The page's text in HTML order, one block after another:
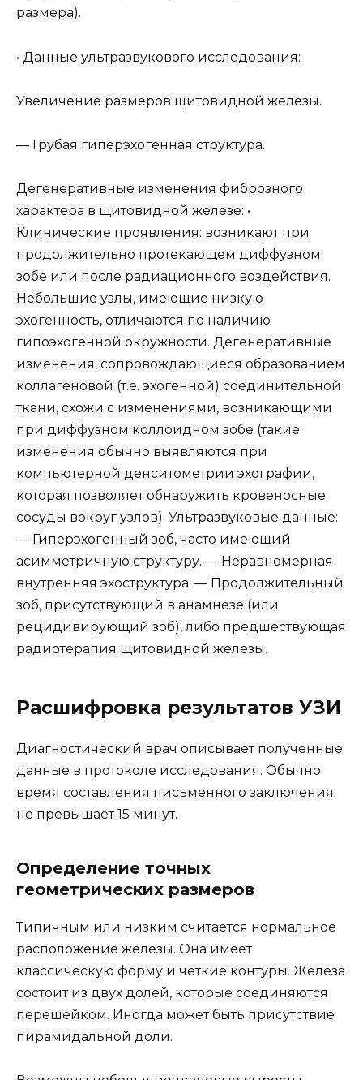
размера).
• Данные ультразвукового исследования:
Увеличение размеров щитовидной железы.
— Грубая гиперэхогенная структура.
Дегенеративные изменения фиброзного
характера в щитовидной железе: •
Клинические проявления: возникают при
продолжительно протекающем диффузном
зобе или после радиационного воздействия.
Небольшие узлы, имеющие низкую
эхогенность, отличаются по наличию
гипоэхогенной окружности. Дегенеративные
изменения, сопровождающиеся образованием
коллагеновой (т.е. эхогенной) соединительной
ткани, схожи с изменениями, возникающими
при диффузном коллоидном зобе (такие
изменения обычно выявляются при
компьютерной денситометрии эхографии,
которая позволяет обнаружить кровеносные
сосуды вокруг узлов). Ультразвуковые данные:
— Гиперэхогенный зоб, часто имеющий
асимметричную структуру. — Неравномерная
внутренняя эхоструктура. — Продолжительный
зоб, присутствующий в анамнезе (или
рецидивирующий зоб), либо предшествующая
радиотерапия щитовидной железы.
Расшифровка результатов УЗИ
Диагностический врач описывает полученные
данные в протоколе исследования. Обычно
время составления письменного заключения
не превышает 15 минут.
Определение точных
геометрических размеров
Типичным или низким считается нормальное
расположение железы. Она имеет
классическую форму и четкие контуры. Железа
состоит из двух долей, которые соединяются
перешейком. Иногда может быть присутствие
пирамидальной доли.